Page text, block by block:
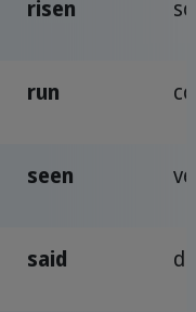
risen
run
seen
said